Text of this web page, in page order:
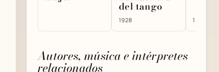
del tango
1928 1930
Autores, música e intérpretes
relacionados